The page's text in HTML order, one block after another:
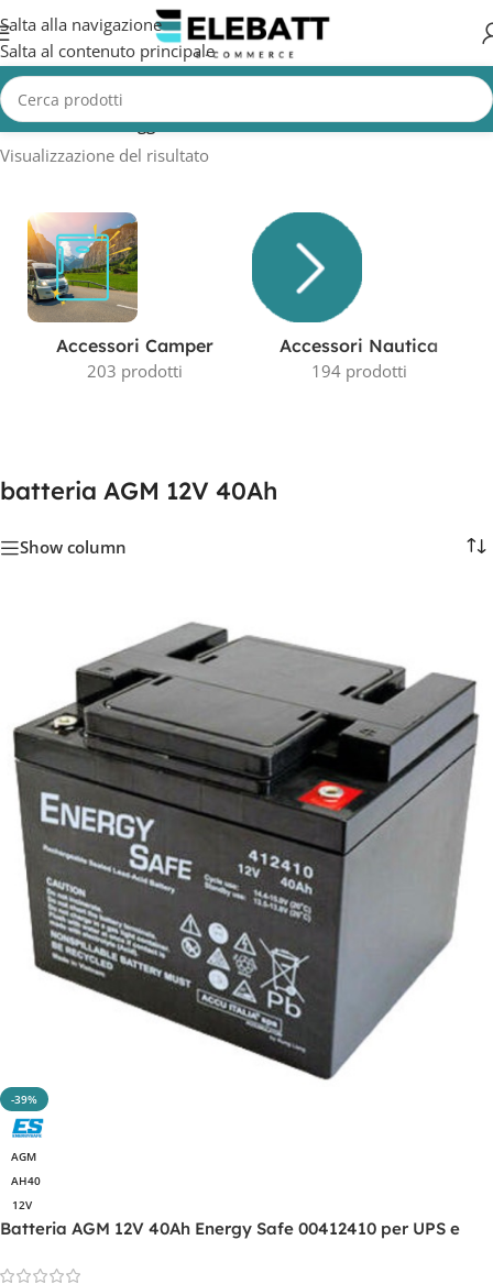
Salta alla navigazione
Salta al contenuto principale
Home/Prodotti taggati “batteria AGM 12V 40Ah”
Visualizzazione del risultato
Accessori Camper
203 prodotti
Accessori Nautica
194 prodotti
batteria AGM 12V 40Ah
Show column
-39%
AGM
AH40
12V
Batteria AGM 12V 40Ah Energy Safe 00412410 per UPS e